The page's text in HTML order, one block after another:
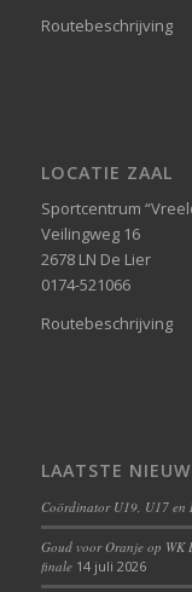
Routebeschrijving
LOCATIE ZAAL
Sportcentrum
Veilingweg 16
2678 LN De Lier
0174-521066
Routebeschrijving
LAATSTE
Coördinator U19, U17 en
Goud voor Oranje op WK
finale 14 juli 2026